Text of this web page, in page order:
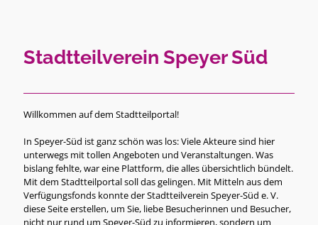
Stadtteilverein Speyer Süd
Willkommen auf dem Stadtteilportal!
In Speyer-Süd ist ganz schön was los: Viele Akteure sind hier
unterwegs mit tollen Angeboten und Veranstaltungen. Was
bislang fehlte, war eine Plattform, die alles übersichtlich bündelt.
Mit dem Stadtteilportal soll das gelingen. Mit Mitteln aus dem
Verfügungsfonds konnte der Stadtteilverein Speyer-Süd e. V.
diese Seite erstellen, um Sie, liebe Besucherinnen und Besucher,
nicht nur rund um Speyer-Süd zu informieren, sondern um